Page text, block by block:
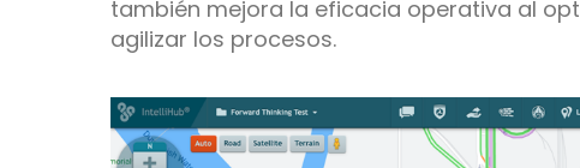
también mejora la eficacia operativa al
agilizar los procesos.